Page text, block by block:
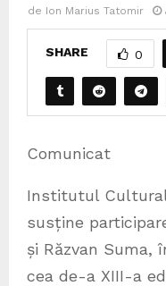
de Ion Marius Tatomir
SHARE 0
Comunicat
Institutul Cultural
susține
și Răzvan Suma,
cea de-a XIII-a